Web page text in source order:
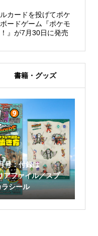
カードを投げてポケ
ードゲーム『ポケモ
』が7月30日に発売
書籍・グッズ
号：付録は
ファイル／スプ
シール